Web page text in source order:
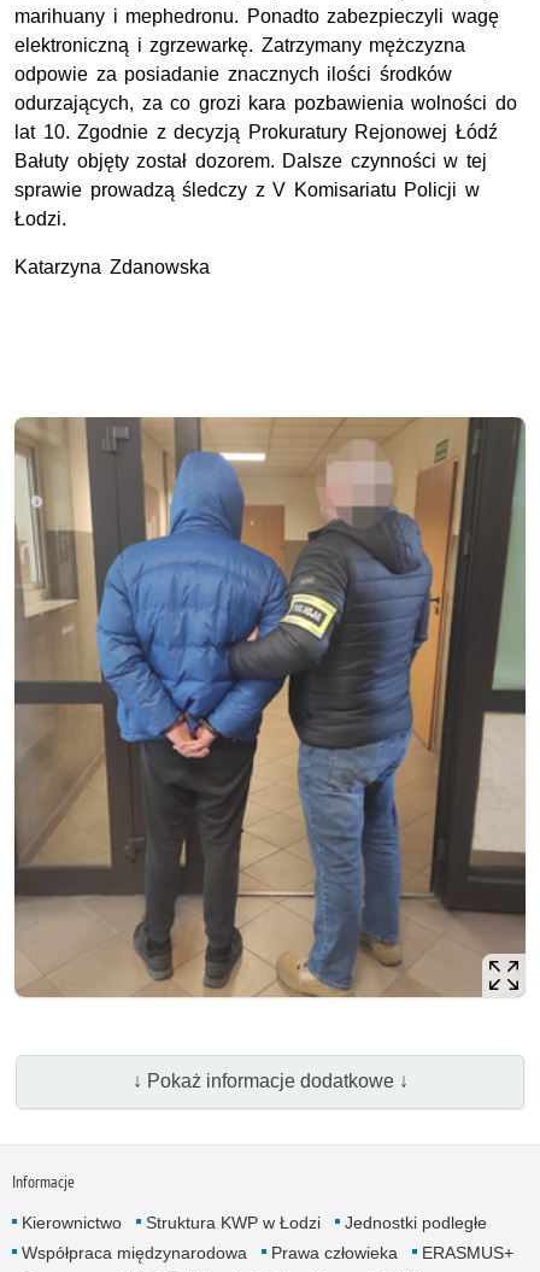
marihuany i mephedronu. Ponadto zabezpieczyli wagę
elektroniczną i zgrzewarkę. Zatrzymany mężczyzna
odpowie za posiadanie znacznych ilości środków
odurzających, za co grozi kara pozbawienia wolności do
lat 10. Zgodnie z decyzją Prokuratury Rejonowej Łódź
Bałuty objęty został dozorem. Dalsze czynności w tej
sprawie prowadzą śledczy z V Komisariatu Policji w
Łodzi.
Katarzyna Zdanowska
↓ Pokaż informacje dodatkowe ↓
Informacje
Kierownictwo Struktura KWP w Łodzi
Jednostki podległe
Współpraca międzynarodowa
Prawa człowieka
ERASMUS+